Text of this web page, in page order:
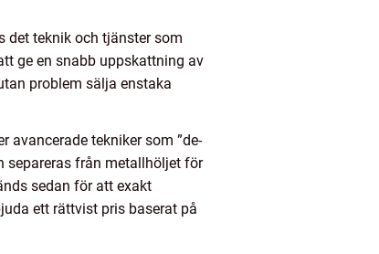
det teknik och tjänster som
ge en snabb uppskattning av
problem sälja enstaka
avancerade tekniker som ”de-
separeras från metallhöljet för
sedan för att exakt
ett rättvist pris baserat på